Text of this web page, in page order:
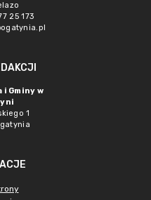
25 173
i Gminy w
1